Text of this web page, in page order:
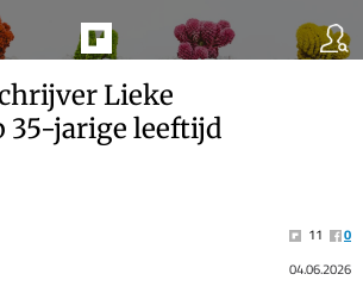
Lieke
35-jarige leeftijd
11
0
04.06.2026